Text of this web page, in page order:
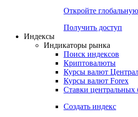
Календарь инвестора
Попробуйте7-
Откройте глобальную
Получить доступ
Индикаторы рынка
Поиск индексов
Курсы валют